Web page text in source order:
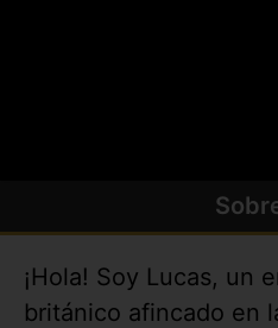
¡Hola! Soy Lucas, un
británico afincado en